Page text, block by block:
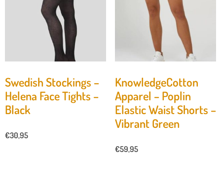
Swedish Stockings –
Helena Face Tights –
Black
€30,95
KnowledgeCotton
Apparel – Poplin
Elastic Waist Shorts –
Vibrant Green
€59,95